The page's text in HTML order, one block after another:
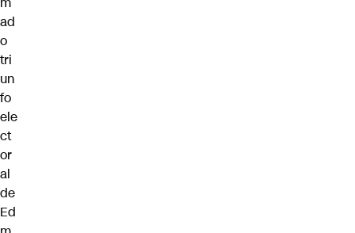
ad
o
tri
un
fo
ele
ct
or
al
de
Ed